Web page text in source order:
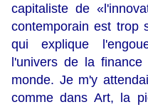
capitaliste de
contemporain est trop
qui explique
l'univers de la
monde. Je m'y
comme dans Art, la